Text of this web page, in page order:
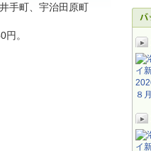
手町、宇治田原町
。